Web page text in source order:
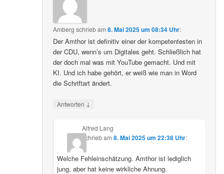
Amberg schriebam8. Mai 2025 um 08:34 Uhr:
Der Amthor ist definitiv einer der kompetentesten in
der CDU, wenn’s um Digitales geht. Schließlich hat
der doch mal was mit YouTube gemacht. Und mit
KI. Und ich habe gehört, er weiß wie man in Word
die Schriftart ändert.
Antworten ↓
Alfred Lang
schriebam 8. Mai 2025 um 22:38 Uhr:
Welche Fehleinschätzung. Amthor ist lediglich
jung, aber hat keine wirkliche Ahnung.